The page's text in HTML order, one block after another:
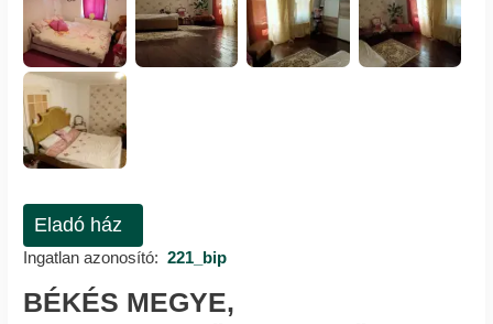
Eladó ház
Ingatlan azonosító: 221_bip
BÉKÉS MEGYE,